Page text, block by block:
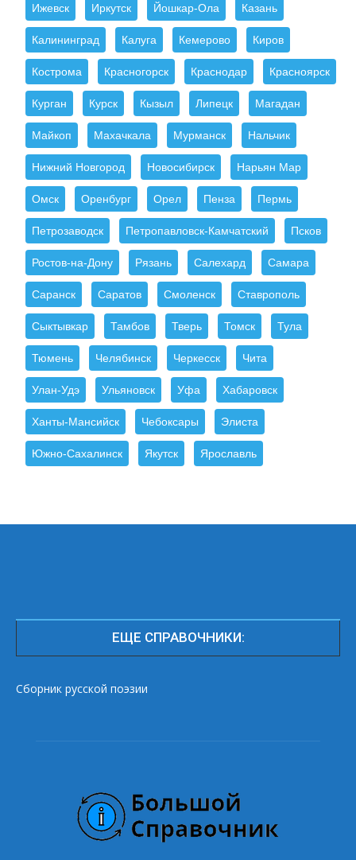
Ижевск Иркутск Йошкар-Ола Казань
Калининград Калуга Кемерово Киров
Кострома Красногорск Краснодар Красноярск
Курган Курск Кызыл Липецк Магадан
Майкоп Махачкала Мурманск Нальчик
Нижний Новгород Новосибирск Нарьян Мар
Омск Оренбург Орел Пенза Пермь
Петрозаводск Петропавловск-Камчатский Псков
Ростов-на-Дону Рязань Салехард Самара
Саранск Саратов Смоленск Ставрополь
Сыктывкар Тамбов Тверь Томск Тула
Тюмень Челябинск Черкесск Чита
Улан-Удэ Ульяновск Уфа Хабаровск
Ханты-Мансийск Чебоксары Элиста
Южно-Сахалинск Якутск Ярославль
ЕЩЕ СПРАВОЧНИКИ:
Сборник русской поэзии